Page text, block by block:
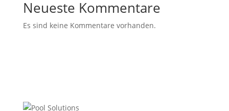
Neueste Kommentare
Es sind keine Kommentare vorhanden.